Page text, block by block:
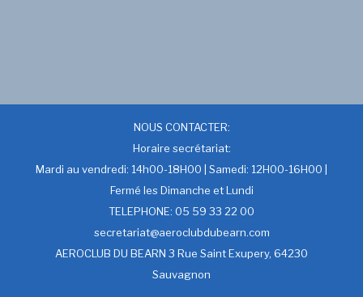
NOUS CONTACTER:
Horaire secrétariat:
Mardi au vendredi: 14h00-18H00 | Samedi: 12H00-16H00 |
Fermé les Dimanche et Lundi
TELEPHONE: 05 59 33 22 00
secretariat@aeroclubdubearn.com
AEROCLUB DU BEARN 3 Rue Saint Exupery, 64230
Sauvagnon